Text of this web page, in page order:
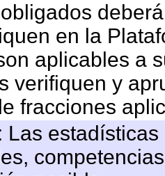
en la
aplicables a
verifiquen y
fracciones
Las